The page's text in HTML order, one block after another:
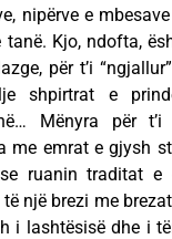
nipërve e
tanë. Kjo, ndofta,
për t’i
shpirtrat e
Mënyra për t’i
me emrat e gjysh
ruanin traditat e
një brezi me
i lashtësisë dhe i